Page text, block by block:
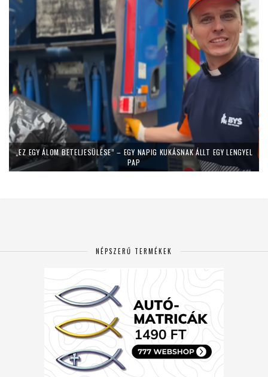
„EZ EGY ÁLOM BETELJESÜLÉSE” – EGY NAPIG KUKÁSNAK ÁLLT EGY LENGYEL
PAP
NÉPSZERŰ TERMÉKEK